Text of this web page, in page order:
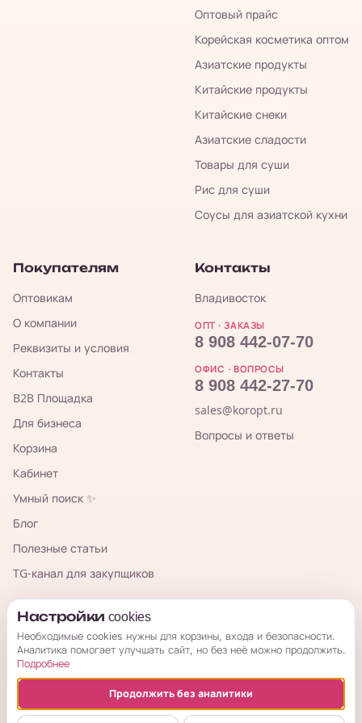
Оптовый прайс
Корейская косметика оптом
Азиатские продукты
Китайские продукты
Китайские снеки
Азиатские сладости
Товары для суши
Рис для суши
Соусы для азиатской кухни
Покупателям
Оптовикам
О компании
Реквизиты и условия
Контакты
B2B Площадка
Для бизнеса
Корзина
Кабинет
Умный поиск ✨
Блог
Полезные статьи
TG-канал для закупщиков
Контакты
Владивосток
ОПТ · ЗАКАЗЫ
8 908 442-07-70
ОФИС · ВОПРОСЫ
8 908 442-27-70
sales@koropt.ru
Вопросы и ответы
КорОпт
© 2026 КорОпт. Корейские и китайские товары из Владивостока.
ИП Галицкая Мария Сергеевна · ИНН 253909697776 · ОГРНИП
Настройки cookies
Необходимые cookies нужны для корзины, входа и безопасности.
Аналитика помогает улучшать сайт, но без неё можно продолжить.
Подробнее
Продолжить без аналитики